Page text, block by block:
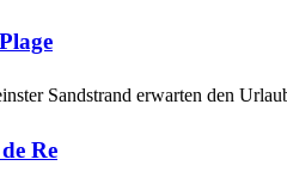
Sandstrand erwarten den
Re